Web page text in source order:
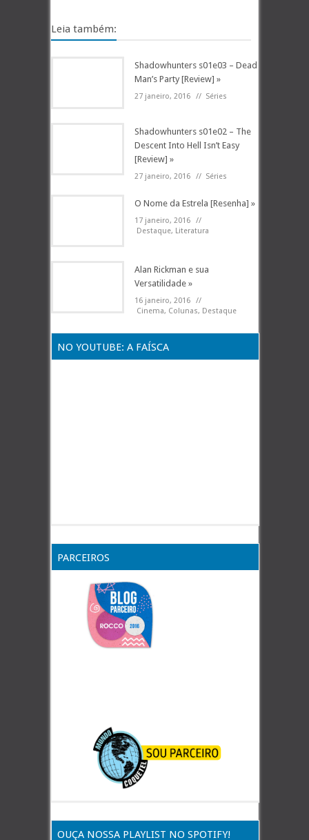
Leia também:
Shadowhunters s01e03 – Dead
Man’s Party [Review] »
27 janeiro, 2016 // Séries
Shadowhunters s01e02 – The
Descent Into Hell Isn’t Easy
[Review] »
27 janeiro, 2016 // Séries
O Nome da Estrela [Resenha] »
17 janeiro, 2016
//
Destaque, Literatura
Alan Rickman e sua
Versatilidade »
16 janeiro, 2016
//
Cinema, Colunas, Destaque
NO YOUTUBE: A FAÍSCA
PARCEIROS
OUÇA NOSSA PLAYLIST NO SPOTIFY!